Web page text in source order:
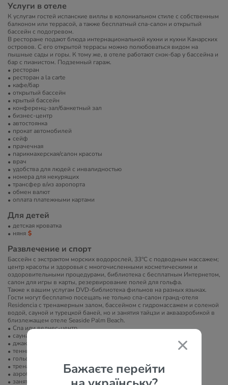
Бажаєте перейти
Услуги в отеле
К услугам гостей испанские виллы в колониальном стиле с собственным
балконом или террасой, а также бесплатный спа-салон и открытый
бассейн с подогревом.
В ресторане подают блюда интернациональной кухни и кухни Канарских
островов. С его открытой террасы можно полюбоваться видом на
пышные сады и горы. К тому же, в отеле работают снэк-бар у бассейна и
бар с пианистом. Подземный гараж.
ресторан
ресторан a la carte
кафе/бар
открытый бассейн
крытый бассейн
конференц-зал/банкетный зал
бизнес-центр
автостоянка
прокат автомобилей
сейф
прачечная
парикмахерская/салон красоты
врач
удобства для людей с инвалидностью
номера для некурящих
трансфер в/из аэропорта
обмен валют
оплата платежными картами
Для детей
детская кроватка
няня
Развлечение и спорт
Бассейн с экстрактом морских водорослей, 33°С с подводным массажем;
центр красоты и здоровья с многочисленными косметическими и
оздоровительными процедурами, библиотека с бесплатным Интернетом,
салон для игры в карты, резервирование полей для гольфа.
Также к вашим услугам DVD-библиотека фильмов на разных языках.
Гости могут бесплатно посещать не только спа-салон гранд-отеля
Residencia с тренажерным залом, бассейном с гидромассажем и соленой
водой, сауной и турецкой баней, но и занятия тайцзи и аквааэробикой в
близлежащем отеле Seaside Palm Beach.
Спа или велнес-центр
сауна/баня/хамам
джакузи
теннисный корт
гольф
тренажерный зал
аэробика
занятия йогой